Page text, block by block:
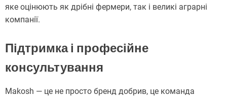
яке оцінюють як дрібні фермери, так і великі аграрні
компанії.
Підтримка і професійне
консультування
Makosh — це не просто бренд добрив, це команда